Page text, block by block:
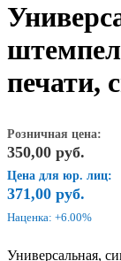
печати,
Розничная цена:
350,00 руб.
Цена для юр. лиц:
371,00 руб.
Наценка: +6.00%
Универсальная,